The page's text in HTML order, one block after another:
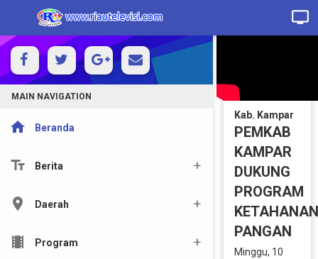
MAIN NAVIGATION
home Beranda
text_fields Berita
location_on Daerah
local_movies Program
Kab. Kampar
PEMKAB
KAMPAR
DUKUNG
PROGRAM
KETAHANAN
PANGAN
Minggu, 10